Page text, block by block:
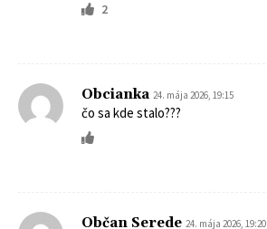
2
Obcianka 24. mája 2026, 19:15
čo sa kde stalo???
Občan Serede 24. mája 2026, 19:20